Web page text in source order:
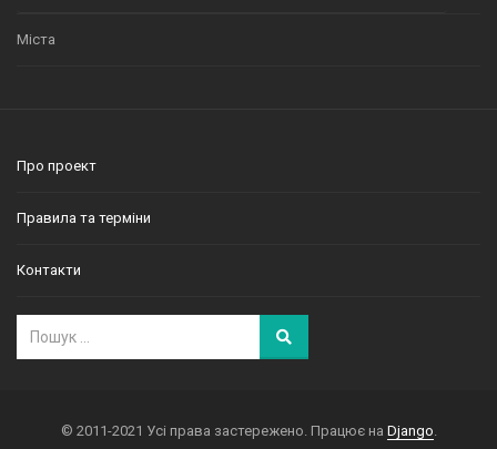
Міста
Про проект
Правила та терміни
Контакти
© 2011-2021 Усі права застережено. Працює на Django.